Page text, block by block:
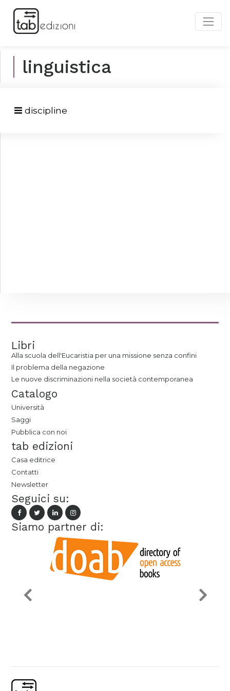
linguistica
discipline
Libri
Alla scuola dell'Eucaristia per una missione senza confini
Il problema della negazione
Le nuove discriminazioni nella società contemporanea
Catalogo
Università
Saggi
Pubblica con noi
tab edizioni
Casa editrice
Contatti
Newsletter
Seguici su:
Siamo partner di: